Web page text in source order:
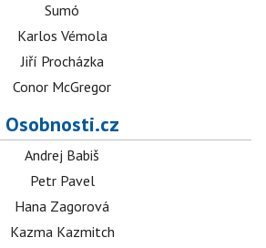
Sumó
Karlos Vémola
Jiří Procházka
Conor McGregor
Osobnosti.cz
Andrej Babiš
Petr Pavel
Hana Zagorová
Kazma Kazmitch